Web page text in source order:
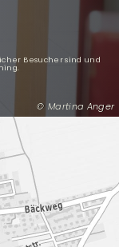
Martina Anger
Besucher sind und